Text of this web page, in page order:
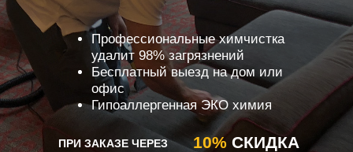
ПРИ ЗАКАЗЕ ЧЕРЕЗ
Профессиональные химчистка
удалит 98% загрязнений
Бесплатный выезд на дом или
офис
Гипоаллергенная ЭКО химия
10% СКИДКА